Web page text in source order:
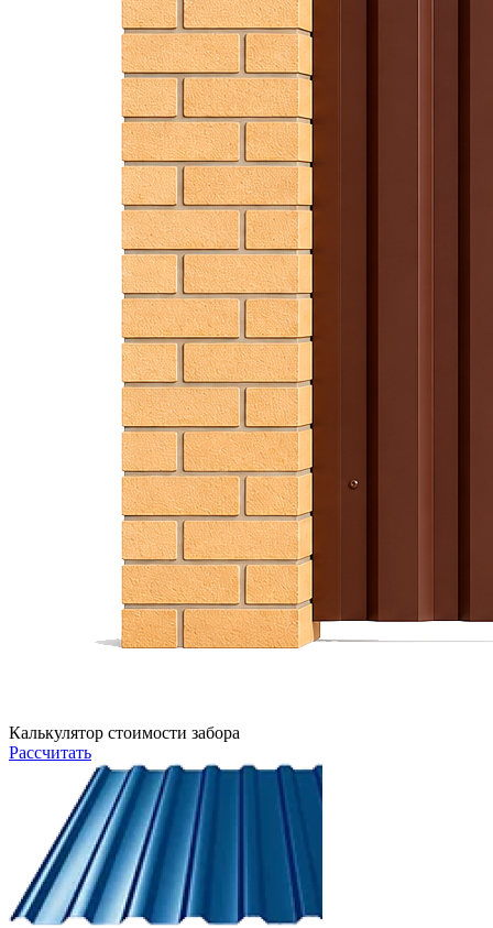
Калькулятор стоимости забора
Рассчитать